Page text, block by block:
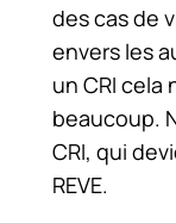
des cas de
envers les
un CRI cela
beaucoup.
CRI, qui
REVE.